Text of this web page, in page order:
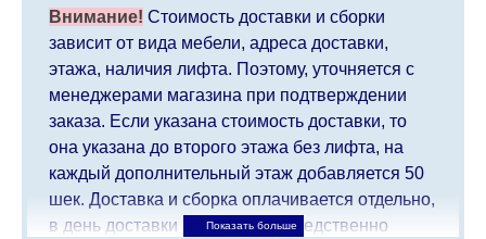
Внимание! Стоимость доставки и сборки
зависит от вида мебели, адреса доставки,
этажа, наличия лифта. Поэтому, уточняется с
менеджерами магазина при подтверждении
заказа. Если указана стоимость доставки, то
она указана до второго этажа без лифта, на
каждый дополнительный этаж добавляется 50
шек. Доставка и сборка оплачивается отдельно,
в день доставки мебели непосредственно